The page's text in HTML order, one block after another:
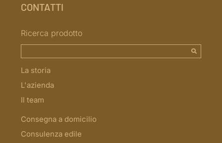
CONTATTI
Ricerca prodotto
La storia
L'azienda
Il team
Consegna a domicilio
Consulenza edile